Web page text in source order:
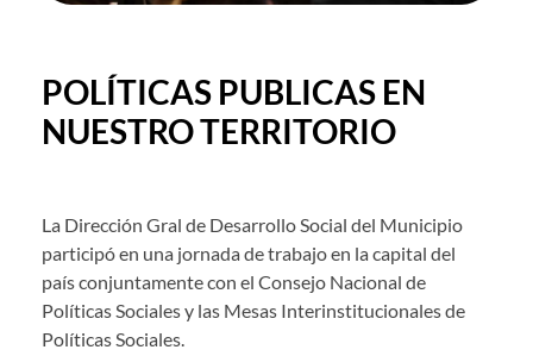
POLÍTICAS PUBLICAS EN
NUESTRO TERRITORIO
La Dirección Gral de Desarrollo Social del Municipio
participó en una jornada de trabajo en la capital del
país conjuntamente con el Consejo Nacional de
Políticas Sociales y las Mesas Interinstitucionales de
Políticas Sociales.